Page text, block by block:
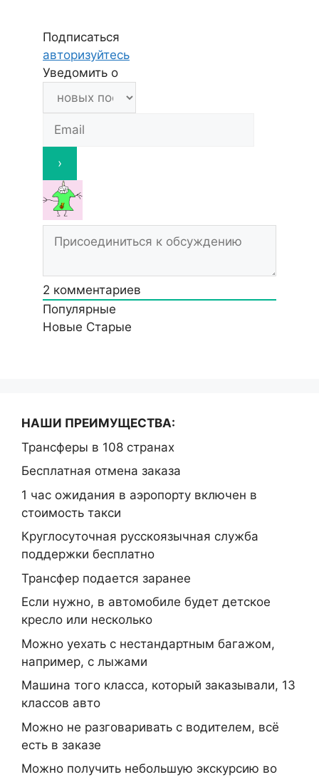
Подписаться
авторизуйтесь
Уведомить о
2 комментариев
Популярные
Новые Старые
НАШИ ПРЕИМУЩЕСТВА:
Трансферы в 108 странах
Бесплатная отмена заказа
1 час ожидания в аэропорту включен в
стоимость такси
Круглосуточная русскоязычная служба
поддержки бесплатно
Трансфер подается заранее
Если нужно, в автомобиле будет детское
кресло или несколько
Можно уехать с нестандартным багажом,
например, с лыжами
Машина того класса, который заказывали, 13
классов авто
Можно не разговаривать с водителем, всё
есть в заказе
Можно получить небольшую экскурсию во